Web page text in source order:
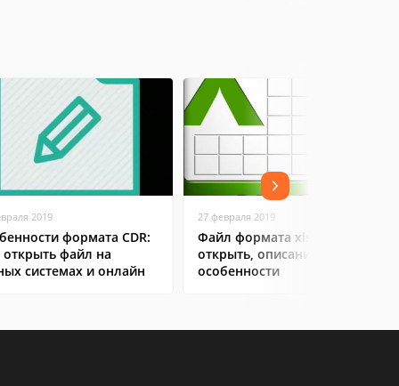
2019
формата CDR:
файл на
системах и онлайн
27 февраля 2019
Файл формата xlsx: чем
открыть, описание,
особенности